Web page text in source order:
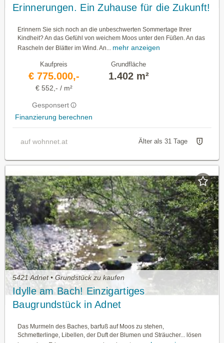
Erinnerungen. Ein Zuhause für die Zukunft!
Erinnern Sie sich noch an die unbeschwerten Sommertage Ihrer
Kindheit? An das Gefühl von weichem Moos unter den Füßen. An das
Rascheln der Blätter im Wind. An...
mehr anzeigen
Kaufpreis
€ 775.000,-
€ 552,- / m²
Gesponsert
Finanzierung berechnen
Grundfläche
1.402 m²
auf wohnnet.at Älter als 31 Tage
5421 Adnet • Grundstück zu kaufen
Idylle am Bach! Einzigartiges
Baugrundstück in Adnet
Das Murmeln des Baches, barfuß auf Moos zu stehen,
Schmetterlinge, Libellen, der Duft der Blumen und Sträucher... lösen